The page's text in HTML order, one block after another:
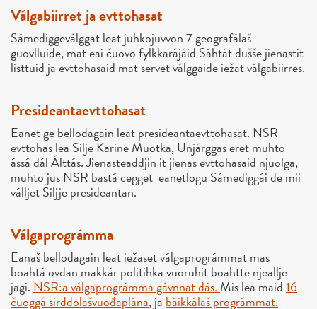
Válgabiirret ja evttohasat
Sámediggeválggat leat juhkojuvvon 7 geografálaš
guovlluide, mat eai čuovo fylkkarájáid Sáhtát dušše jienastit
listtuid ja evttohasaid mat servet válggaide iežat válgabiirres.
Presideantaevttohasat
Eanet ge bellodagain leat presideantaevttohasat. NSR
evttohas lea Silje Karine Muotka, Unjárggas eret muhto
ássá dál Álttás. Jienasteaddjin it jienas evttohasaid njuolga,
muhto jus NSR bastá cegget eanetlogu Sámediggái de mii
válljet Siljje presideantan.
Válgaprográmma
Eanaš bellodagain leat iežaset válgaprográmmat mas
boahtá ovdan makkár politihka vuoruhit boahtte njeallje
jagi. NSR:a válgaprográmma gávnnat dás. Mis lea maid16
čuoggá sirddolašvuođaplána, ja báikkálaš prográmmat.